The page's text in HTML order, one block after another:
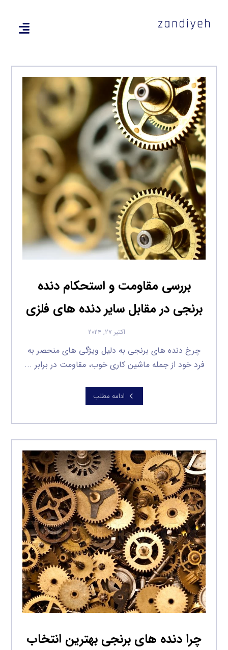
بررسی مقاومت و استحکام دنده
برنجی در مقابل سایر دنده‌ های فلزی
اکتبر ۲۷, ۲۰۲۴
چرخ دنده های برنجی به دلیل ویژگی های منحصر به
فرد خود از جمله ماشین کاری خوب، مقاومت در برابر ...
ادامه مطلب
چرا دنده‌ های برنجی بهترین انتخاب